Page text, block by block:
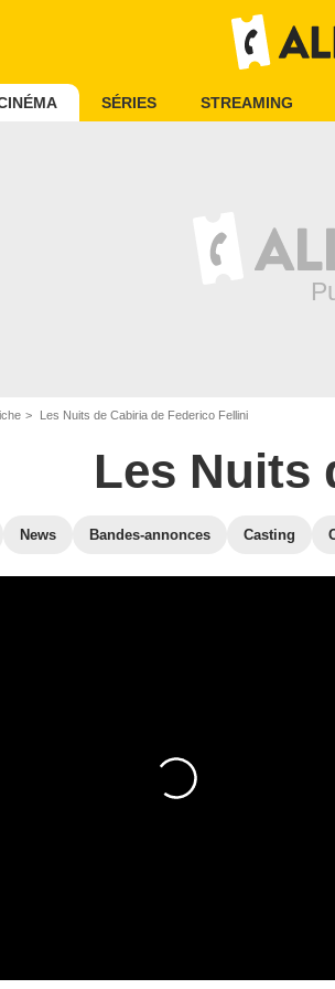
SÉRIES STREAMING
Les Nuits de Cabiria de Federico Fellini
Les Nuits
News Bandes-annonces Casting